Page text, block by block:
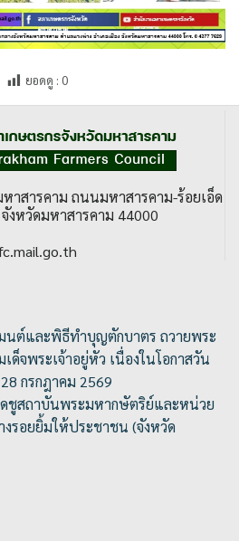
ยอดดู : 0
าสารคาม ถนนมหาสารคาม-ร้อยเอ็ด
งหวัดมหาสารคาม 44000
ต์และพิธีทำบุญตักบาตร ถวายพระ
ด็จพระเจ้าอยู่หัว เนื่องในโอกาสวัน
กรกฎาคม 2569
ดชูสถาบันพระมหากษัตริย์และหน่วย
รอยยิ้มให้ประชาชน (จังหวัด